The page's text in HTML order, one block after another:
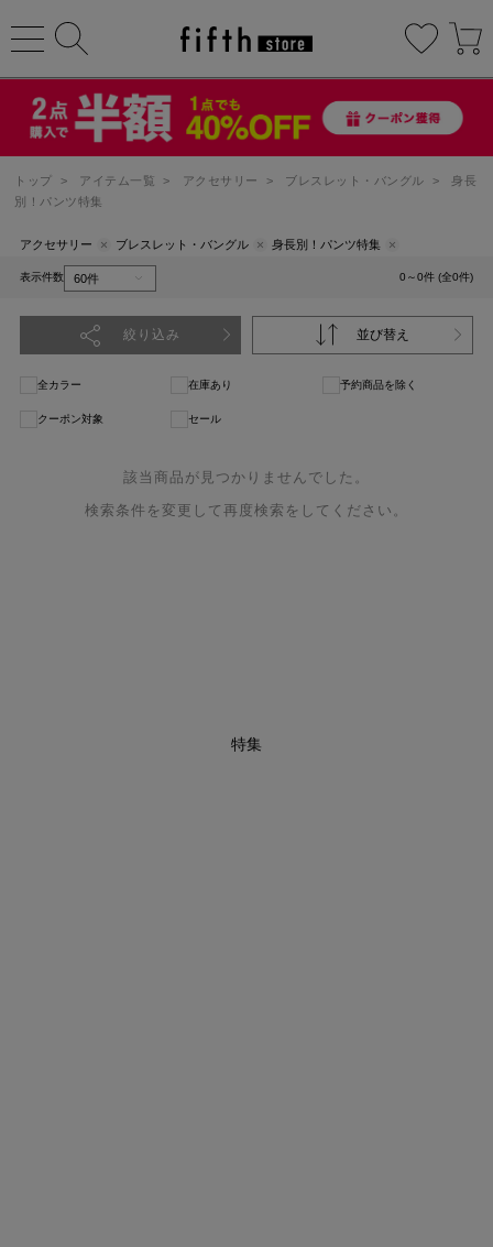
トップ > アイテム一覧 > アクセサリー > ブレスレット・バングル >
身長
別！パンツ特集
アクセサリー ブレスレット・バングル 身長別！パンツ特集
表示件数 0～0件 (全0件)
絞り込み 並び替え
全カラー 在庫あり 予約商品を除く
クーポン対象 セール
該当商品が見つかりませんでした。
検索条件を変更して再度検索をしてください。
特集